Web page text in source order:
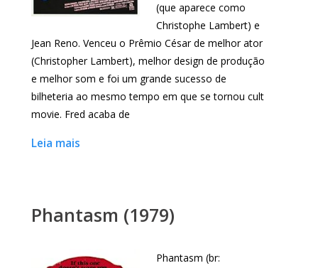
(que aparece como
Christophe Lambert) e
Jean Reno. Venceu o Prêmio César de melhor ator
(Christopher Lambert), melhor design de produção
e melhor som e foi um grande sucesso de
bilheteria ao mesmo tempo em que se tornou cult
movie. Fred acaba de
Leia mais
Phantasm (1979)
Phantasm (br: